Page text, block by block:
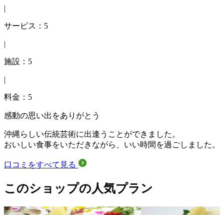
|
サービス：5
|
施設：5
|
料金：5
感動の思い出をありがとう
沖縄らしい伝統芸術に出逢うことができました。
おいしい食事をいただきながら、いい時間を過ごしました。
口コミをすべて見る
このショップの人気プラン